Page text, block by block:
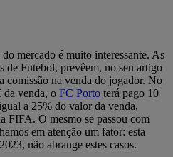
mercado é muito interessante. As
de Futebol, prevêem, no seu artigo
comissão na venda do jogador. No
da venda, o FC Porto terá pago 10
a 25% do valor da venda,
FIFA. O mesmo se passou com
em atenção um fator: esta
não abrange estes casos.